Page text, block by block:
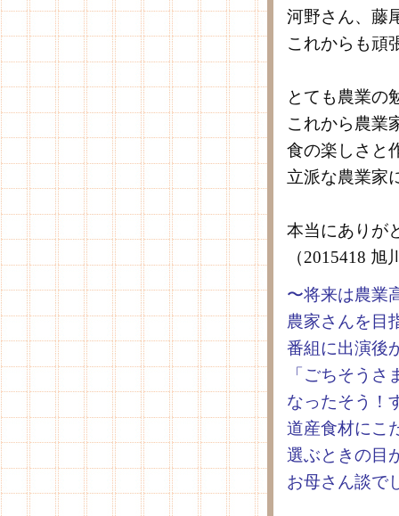
河野さん、藤
これからも頑
とても農業の
これから農業
食の楽しさと
立派な農業家
本当にありが
（2015418
〜将来は農業
農家さんを目
番組に出演後
「ごちそう
なったそう！
道産食材にこ
選ぶときの目
お母さん談で